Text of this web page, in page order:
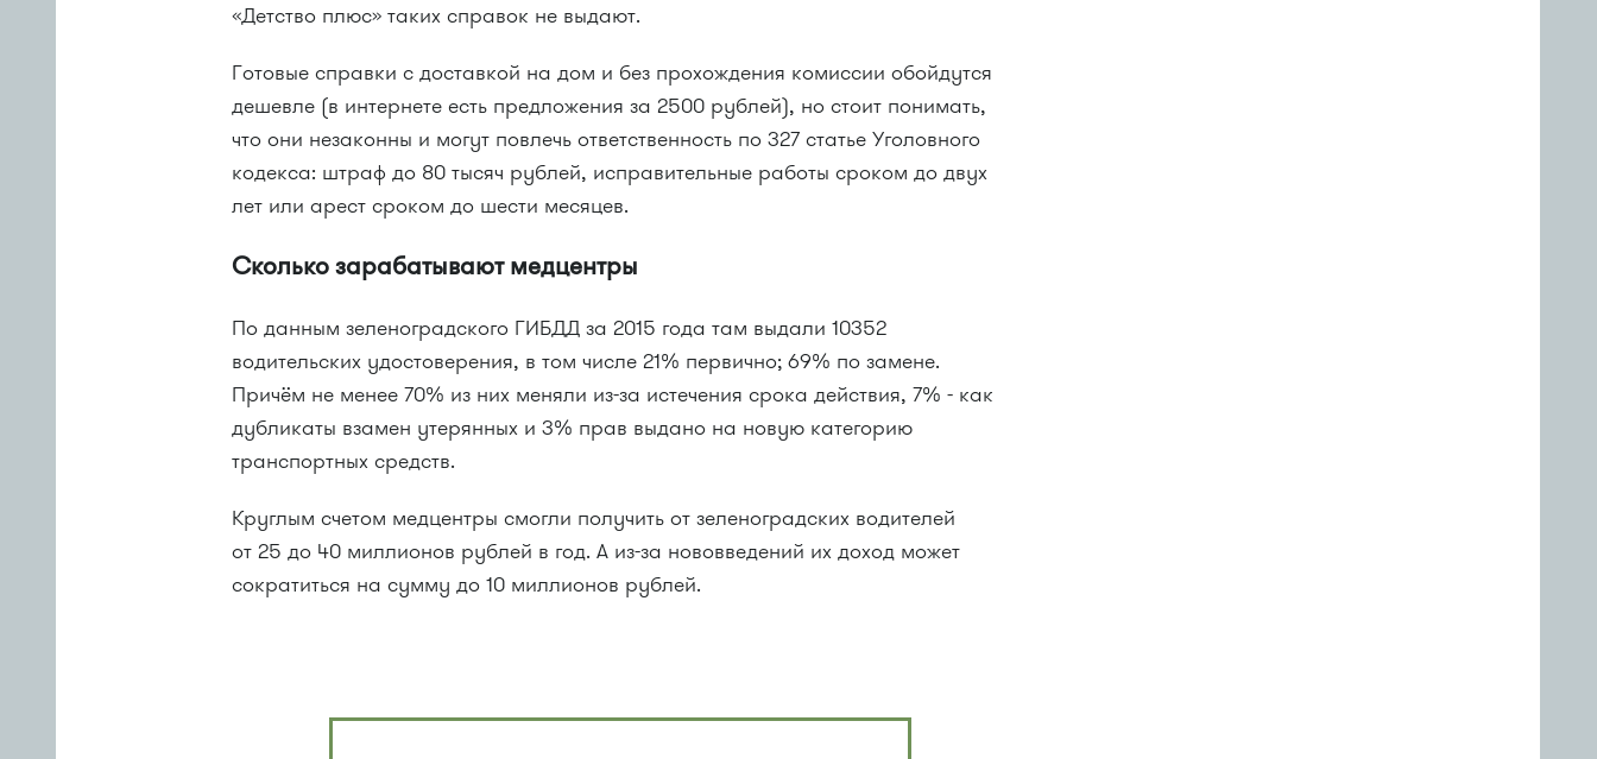
«Детство плюс» таких справок не выдают.
Готовые справки с доставкой на дом и без прохождения комиссии обойдутся
дешевле (в интернете есть предложения за 2500 рублей), но стоит понимать,
что они незаконны и могут повлечь ответственность по 327 статье Уголовного
кодекса: штраф до 80 тысяч рублей, исправительные работы сроком до двух
лет или арест сроком до шести месяцев.
Сколько зарабатывают медцентры
По данным зеленоградского ГИБДД за 2015 года там выдали10352
водительских удостоверения, в том числе21% первично; 69% по замене.
Причём не менее 70% из них меняли из-за истечения срока действия, 7% - как
дубликаты взамен утерянных и 3% прав выдано на новую категорию
транспортных средств.
Круглым счетом медцентры смогли получить от зеленоградских водителей
от 25 до 40 миллионов рублей в год. А из-за нововведений их доход может
сократиться на сумму до 10 миллионов рублей.